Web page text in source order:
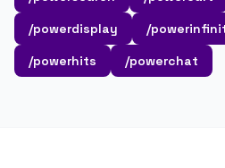
/powerdisplay
/
/powerhits
/powerchat